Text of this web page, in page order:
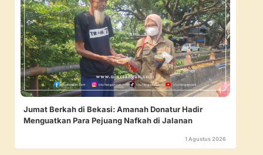
Jumat Berkah di Bekasi: Amanah Donatur Hadir
Menguatkan Para Pejuang Nafkah di Jalanan
1 Agustus 2026